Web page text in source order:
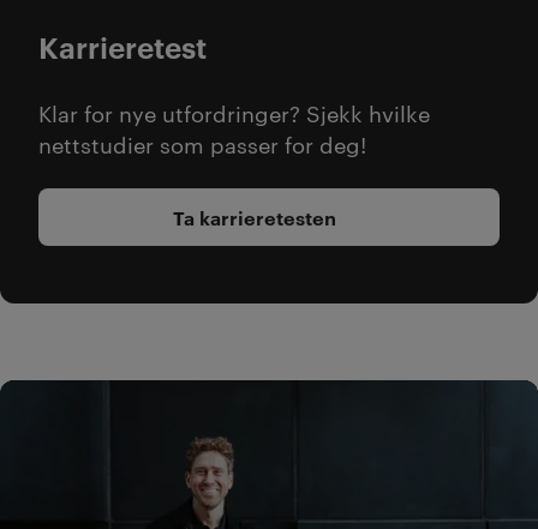
Karrieretest
Klar for nye utfordringer? Sjekk hvilke
nettstudier som passer for deg!
Ta karrieretesten